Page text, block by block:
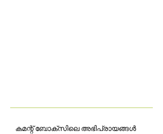
കമന്റ് ബോക്‌സിലെ അഭിപ്രായങ്ങള്‍